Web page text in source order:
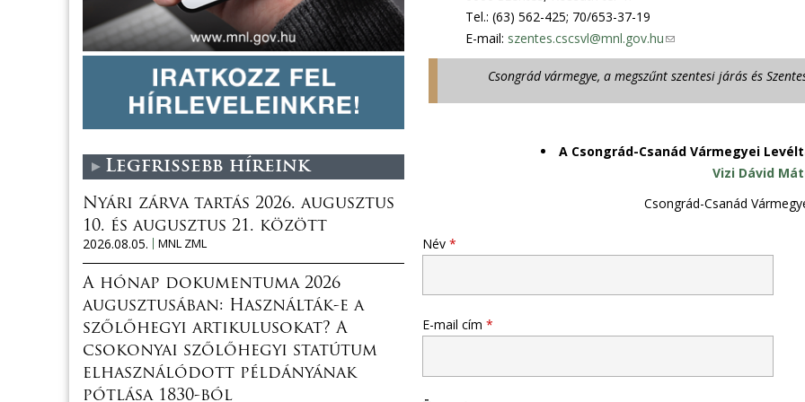
d
s
e
)
Tel.: (63) 562-425; 70/653-37-19
E-mail: szentes.cscsvl@mnl.gov.hu(
l
i
n
s
d
e
m
i
Csongrád vármegye, a megszűnt szentesi járás és
A Csongrád-Csanád Vármegyei
Vizi Dávid
Csongrád-Csanád
Név *
E-mail cím *
Legfrissebb híreink
Nyári zárva tartás 2026. augusztus
10. és augusztus 21. között
2026.08.05.
MNL ZML
A hónap dokumentuma 2026
augusztusában: Használták-e a
szőlőhegyi artikulusokat? A
csokonyai szőlőhegyi statútum
elhasználódott példányának
pótlása 1830-ból